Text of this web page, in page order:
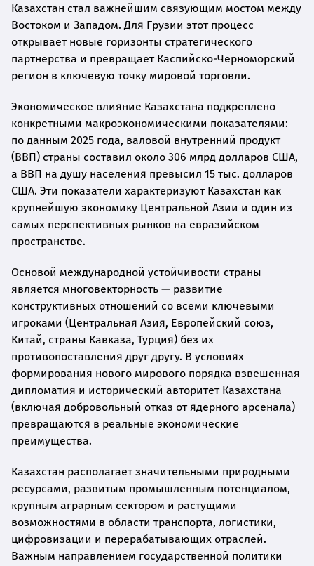
Казахстан стал важнейшим связующим мостом между
Востоком и Западом. Для Грузии этот процесс
открывает новые горизонты стратегического
партнерства и превращает Каспийско-Черноморский
регион в ключевую точку мировой торговли.
Экономическое влияние Казахстана подкреплено
конкретными макроэкономическими показателями:
по данным 2025 года, валовой внутренний продукт
(ВВП) страны составил около 306 млрд долларов США,
а ВВП на душу населения превысил 15 тыс. долларов
США. Эти показатели характеризуют Казахстан как
крупнейшую экономику Центральной Азии и один из
самых перспективных рынков на евразийском
пространстве.
Основой международной устойчивости страны
является многовекторность — развитие
конструктивных отношений со всеми ключевыми
игроками (Центральная Азия, Европейский союз,
Китай, страны Кавказа, Турция) без их
противопоставления друг другу. В условиях
формирования нового мирового порядка взвешенная
дипломатия и исторический авторитет Казахстана
(включая добровольный отказ от ядерного арсенала)
превращаются в реальные экономические
преимущества.
Казахстан располагает значительными природными
ресурсами, развитым промышленным потенциалом,
крупным аграрным сектором и растущими
возможностями в области транспорта, логистики,
цифровизации и перерабатывающих отраслей.
Важным направлением государственной политики